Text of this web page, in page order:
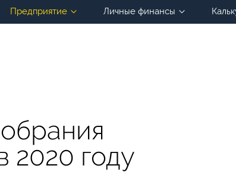
Предприятие Личные финансы
2020 году